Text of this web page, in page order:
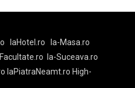
laHotel.ro
la-Masa.ro
la-Suceava.ro
laPiatraNeamt.ro High-